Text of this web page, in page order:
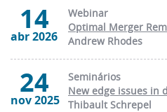
14
abr 2026
Webinar
Optimal Merger
Andrew Rhodes
24
nov 2025
Seminários
New edge issues in
Thibault Schrepel